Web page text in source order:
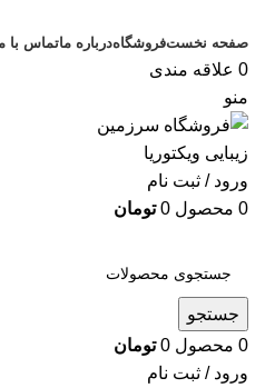
صفحه نخستفروشگاهدرباره ماتماس با
0 علاقه مندی
منو
ورود / ثبت نام
0 محصول 0 تومان
جستجو
0 محصول 0 تومان
ورود / ثبت نام